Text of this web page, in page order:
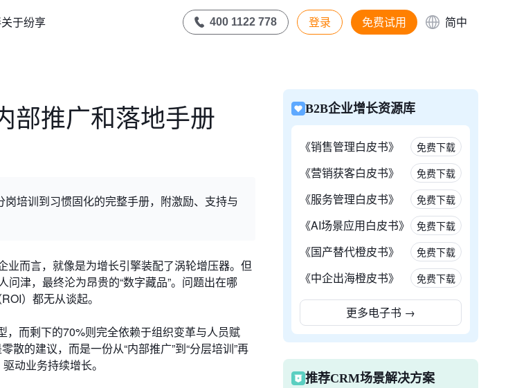
关于纷享 400 1122 778 登录 免费试用 简中
部推广和落地手册
培训到习惯固化的完整手册，附激励、支持与
而言，就像是为增长引擎装配了涡轮增压器。但
津，最终沦为昂贵的“数字藏品”。问题出在哪
）都无从谈起。
而剩下的70%则完全依赖于组织变革与人员赋
的建议，而是一份从“内部推广”到“分层培训”再
动业务持续增长。
B2B企业增长资源库
《销售管理白皮书》 免费下载
《营销获客白皮书》 免费下载
《服务管理白皮书》 免费下载
《AI场景应用白皮书》 免费下载
《国产替代橙皮书》 免费下载
《中企出海橙皮书》 免费下载
更多电子书 →
推荐CRM场景解决方案